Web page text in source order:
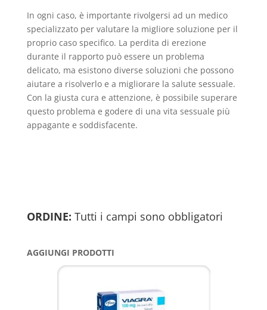
In ogni caso, è importante rivolgersi ad un medico
specializzato per valutare la migliore soluzione per il
proprio caso specifico. La perdita di erezione
durante il rapporto può essere un problema
delicato, ma esistono diverse soluzioni che possono
aiutare a risolverlo e a migliorare la salute sessuale.
Con la giusta cura e attenzione, è possibile superare
questo problema e godere di una vita sessuale più
appagante e soddisfacente.
ORDINE: Tutti i campi sono obbligatori
AGGIUNGI PRODOTTI